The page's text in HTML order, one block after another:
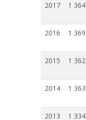
2017
1 364
2016
1 369
2015
1 362
2014
1 363
2013
1 334